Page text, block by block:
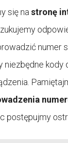
się nastronę
numer
niezbędne kody
postępujmy